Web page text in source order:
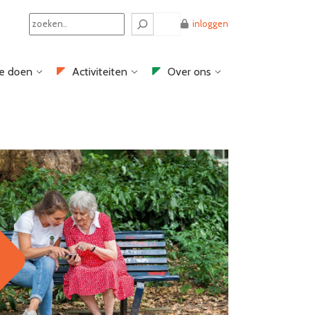
Search
inloggen
doen Activiteiten Over ons